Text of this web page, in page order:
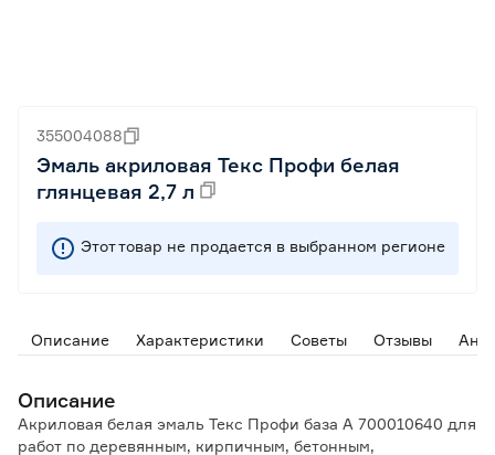
355004088
Эмаль акриловая Текс Профи белая
глянцевая 2,7 л
Этот товар не продается в выбранном регионе
Описание Характеристики Советы Отзывы
Описание
Акриловая белая эмаль Текс Профи база A 700010640 для
работ по деревянным, кирпичным, бетонным,